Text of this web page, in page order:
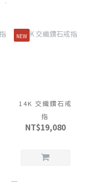
NEW
14K 交織鑽石戒
指
NT$19,080